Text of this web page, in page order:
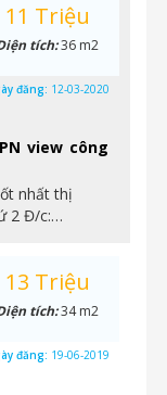
view công
nhất thị
2 Đ/c:…
11 Triệu
tích:36 m2
đăng: 12-03-2020
13 Triệu
tích:34 m2
đăng: 19-06-2019